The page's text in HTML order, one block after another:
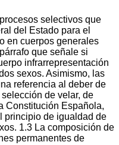
selectivos que
del Estado para el
en cuerpos generales
que señale si
infrarrepresentación
sexos. Asimismo, las
referencia al deber de
de velar, de
Constitución Española,
principio de igualdad de
1.3 La composición de
permanentes de